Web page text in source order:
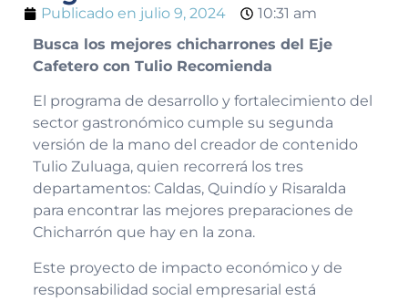
Publicado en julio 9, 2024
10:31 am
Busca los mejores chicharrones del Eje
Cafetero con Tulio Recomienda
El programa de desarrollo y fortalecimiento del
sector gastronómico cumple su segunda
versión de la mano del creador de contenido
Tulio Zuluaga, quien recorrerá los tres
departamentos: Caldas, Quindío y Risaralda
para encontrar las mejores preparaciones de
Chicharrón que hay en la zona.
Este proyecto de impacto económico y de
responsabilidad social empresarial está